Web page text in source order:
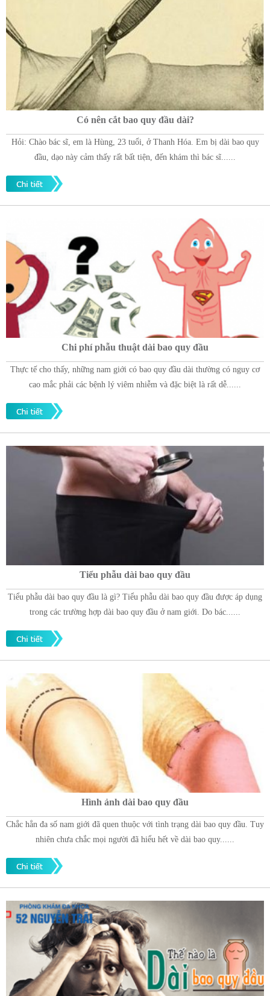
Có nên cắt bao quy đầu dài?
Hỏi: Chào bác sĩ, em là Hùng, 23 tuổi, ở Thanh Hóa. Em bị dài bao quy
đầu, dạo này cảm thấy rất bất tiện, đến khám thì bác sĩ......
Chi phí phẫu thuật dài bao quy đầu
Thực tế cho thấy, những nam giới có bao quy đầu dài thường có nguy cơ
cao mắc phải các bệnh lý viêm nhiễm và đặc biệt là rất dễ......
Tiểu phẫu dài bao quy đầu
Tiểu phẫu dài bao quy đầu là gì? Tiểu phẫu dài bao quy đầu được áp dụng
trong các trường hợp dài bao quy đầu ở nam giới. Do bác......
Hình ảnh dài bao quy đầu
Chắc hẳn đa số nam giới đã quen thuộc với tình trạng dài bao quy đầu. Tuy
nhiên chưa chắc mọi người đã hiểu hết về dài bao quy......